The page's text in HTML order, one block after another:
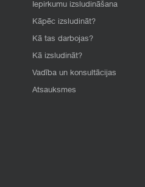
Iepirkumu izsludināšana
Kāpēc izsludināt?
Kā tas darbojas?
Kā izsludināt?
Vadība un konsultācijas
Atsauksmes